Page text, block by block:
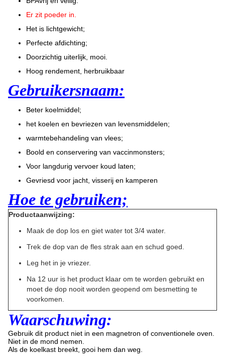
Er zit poeder in.
Het is lichtgewicht;
Perfecte afdichting;
Doorzichtig uiterlijk, mooi.
Hoog rendement, herbruikbaar
Gebruikersnaam:
Beter koelmiddel;
het koelen en bevriezen van levensmiddelen;
warmtebehandeling van vlees;
Boold en conservering van vaccinmonsters;
Voor langdurig vervoer koud laten;
Gevriesd voor jacht, visserij en kamperen
Hoe te gebruiken;
Productaanwijzing:
Maak de dop los en giet water tot 3/4 water.
Trek de dop van de fles strak aan en schud goed.
Leg het in je vriezer.
Na 12 uur is het product klaar om te worden gebruikt en
moet de dop nooit worden geopend om besmetting te
voorkomen.
Waarschuwing:
Gebruik dit product niet in een magnetron of conventionele oven.
Niet in de mond nemen.
Als de koelkast breekt, gooi hem dan weg.